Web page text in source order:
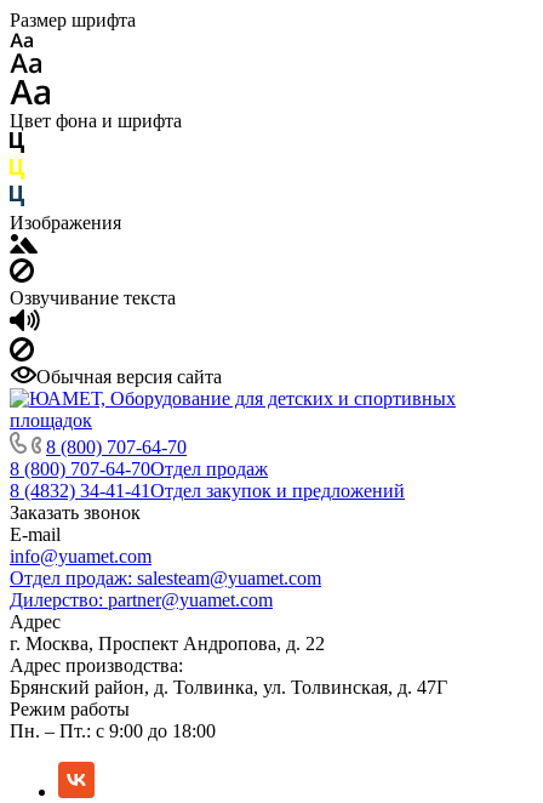
Размер шрифта
Цвет фона и шрифта
Изображения
Озвучивание текста
Обычная версия сайта
8 (800) 707-64-70
8 (800) 707-64-70Отдел продаж
8 (4832) 34-41-41Отдел закупок и предложений
Заказать звонок
E-mail
info@yuamet.com
Отдел продаж: salesteam@yuamet.com
Дилерство: partner@yuamet.com
Адрес
г. Москва, Проспект Андропова, д. 22
Адрес производства:
Брянский район, д. Толвинка, ул. Толвинская, д. 47Г
Режим работы
Пн. – Пт.: с 9:00 до 18:00